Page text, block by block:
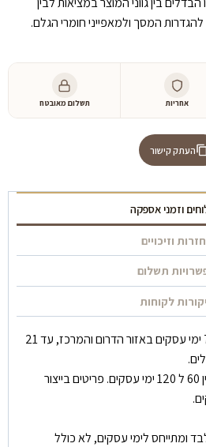
המסך ולמאפייני חומרי הגלם.
אחריות תשלום מאובטח
העתק קישור
וזמני אספקה
וזיכויים
תשלום
לקוחות
פריטים הקיימים במלאי עד 7 ימי עסקים באזור הדרום והמרכז, עד 21
פריטים ביבוא אישי מחו”ל: בין 60 ל 120 ימי עסקים. פריטים בייצור
ומתייחס לימי עסקים, לא כולל